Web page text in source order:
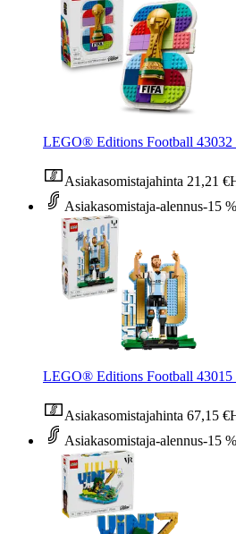
LEGO® Editions Football
Asiakasomistajahinta 21,21 €
Asiakasomistaja-alennus-15 %
LEGO® Editions Football 43015
Asiakasomistajahinta 67,15 €
Asiakasomistaja-alennus-15 %